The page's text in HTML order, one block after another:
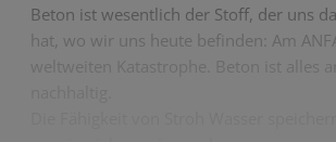
Beton ist wesentlich der Stoff, der uns
hat, wo wir uns heute befinden: Am